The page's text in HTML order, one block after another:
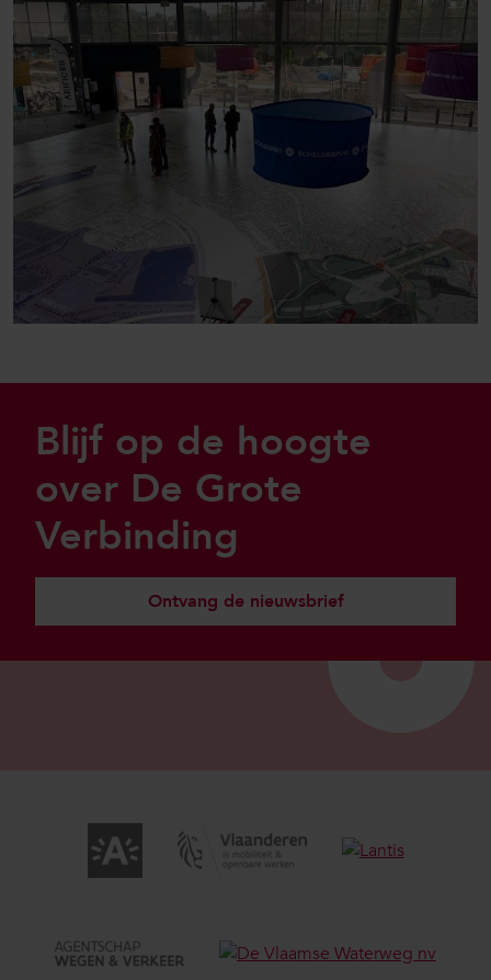
Blijf op de hoogte
over De Grote
Verbinding
Ontvang de nieuwsbrief